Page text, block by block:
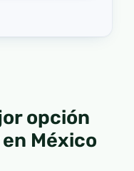
opción
México